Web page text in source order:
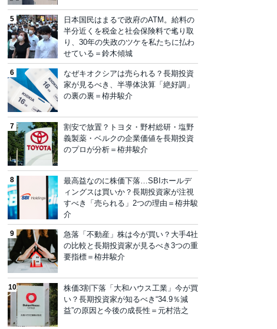
日本国民はまるで政府のATM。給料の
半分近くを税金と社会保険料で毟り取
り、30年の失政のツケを私たちに払わ
せている＝鈴木傾城
なぜキオクシアは売られる？長期投資
家が見るべき、半導体決算「絶好調」
の裏の裏＝栫井駿介
割安で放置？トヨタ・野村総研・塩野
義製薬・ベルクの企業価値を長期投資
のプロが分析＝栫井駿介
最高益なのに株価下落…SBIホールデ
ィングスは買いか？長期投資家が注視
すべき「売られる」2つの理由＝栫井駿
介
急落「不動産」株は今が買い？大手4社
の比較と長期投資家が見るべき3つの重
要指標＝栫井駿介
株価3割下落「大和ハウス工業」今が買
い？長期投資家が知るべき“34.9％減
益”の原因と今後の成長性＝元村浩之